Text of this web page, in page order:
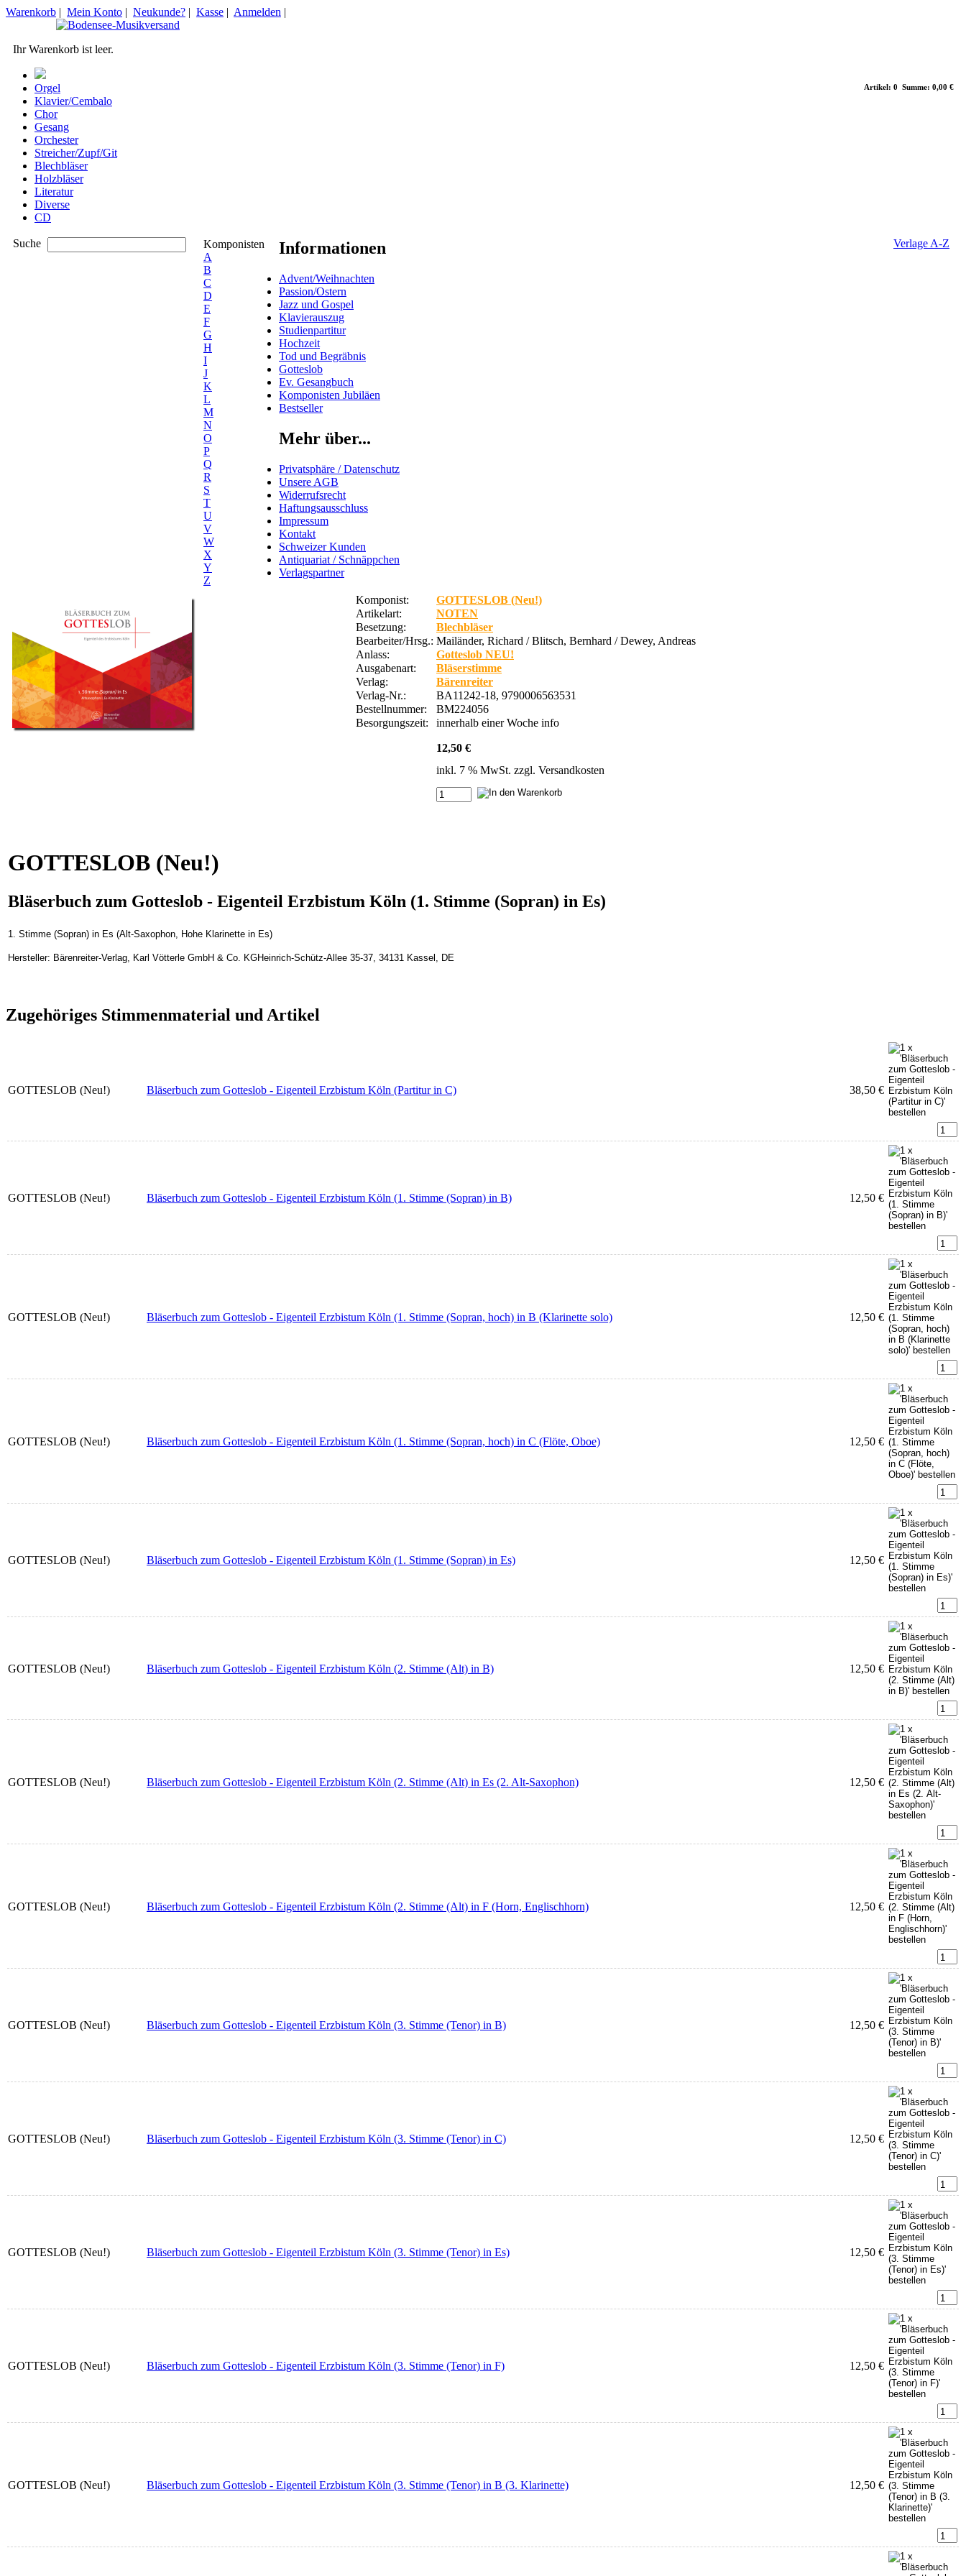
Artikel: 0 Summe: 0,00 €
Warenkorb | Mein Konto | Neukunde? | Kasse | Anmelden |
Ihr Warenkorb ist leer.
Orgel
Klavier/Cembalo
Chor
Gesang
Orchester
Streicher/Zupf/Git
Blechbläser
Holzbläser
Literatur
Diverse
CD
Suche
Komponisten
A
B
C
D
E
F
G
H
I
J
K
L
M
N
O
P
Q
R
S
T
U
V
W
X
Y
Z
Verlage A-Z
Informationen
Advent/Weihnachten
Passion/Ostern
Jazz und Gospel
Klavierauszug
Studienpartitur
Hochzeit
Tod und Begräbnis
Gotteslob
Ev. Gesangbuch
Komponisten Jubiläen
Bestseller
Mehr über...
Privatsphäre / Datenschutz
Unsere AGB
Widerrufsrecht
Haftungsausschluss
Impressum
Kontakt
Schweizer Kunden
Antiquariat / Schnäppchen
Verlagspartner
Komponist:
GOTTESLOB (Neu!)
Artikelart:
NOTEN
Besetzung:
Blechbläser
Bearbeiter/Hrsg.: Mailänder, Richard / Blitsch, Bernhard / Dewey, Andreas
Anlass:
Gotteslob NEU!
Ausgabenart:
Bläserstimme
Verlag:
Bärenreiter
Verlag-Nr.:
BA11242-18, 9790006563531
Bestellnummer:
BM224056
Besorgungszeit:
innerhalb einer Woche info
12,50 €
inkl. 7 % MwSt. zzgl. Versandkosten
GOTTESLOB (Neu!)
Bläserbuch zum Gotteslob - Eigenteil Erzbistum Köln (1. Stimme (Sopran) in Es)
1. Stimme (Sopran) in Es (Alt-Saxophon, Hohe Klarinette in Es)
Hersteller: Bärenreiter-Verlag, Karl Vötterle GmbH & Co. KGHeinrich-Schütz-Allee 35-37, 34131 Kassel, DE
Zugehöriges Stimmenmaterial und Artikel
GOTTESLOB (Neu!) Bläserbuch zum Gotteslob - Eigenteil Erzbistum Köln (Partitur in C) 38,50 €
GOTTESLOB (Neu!) Bläserbuch zum Gotteslob - Eigenteil Erzbistum Köln (1. Stimme (Sopran) in B) 12,50 €
GOTTESLOB (Neu!) Bläserbuch zum Gotteslob - Eigenteil Erzbistum Köln (1. Stimme (Sopran, hoch) in B (Klarinette solo) 12,50 €
GOTTESLOB (Neu!) Bläserbuch zum Gotteslob - Eigenteil Erzbistum Köln (1. Stimme (Sopran, hoch) in C (Flöte, Oboe) 12,50 €
GOTTESLOB (Neu!) Bläserbuch zum Gotteslob - Eigenteil Erzbistum Köln (1. Stimme (Sopran) in Es) 12,50 €
GOTTESLOB (Neu!) Bläserbuch zum Gotteslob - Eigenteil Erzbistum Köln (2. Stimme (Alt) in B) 12,50 €
GOTTESLOB (Neu!) Bläserbuch zum Gotteslob - Eigenteil Erzbistum Köln (2. Stimme (Alt) in Es (2. Alt-Saxophon) 12,50 €
GOTTESLOB (Neu!) Bläserbuch zum Gotteslob - Eigenteil Erzbistum Köln (2. Stimme (Alt) in F (Horn, Englischhorn) 12,50 €
GOTTESLOB (Neu!) Bläserbuch zum Gotteslob - Eigenteil Erzbistum Köln (3. Stimme (Tenor) in B) 12,50 €
GOTTESLOB (Neu!) Bläserbuch zum Gotteslob - Eigenteil Erzbistum Köln (3. Stimme (Tenor) in C) 12,50 €
GOTTESLOB (Neu!) Bläserbuch zum Gotteslob - Eigenteil Erzbistum Köln (3. Stimme (Tenor) in Es) 12,50 €
GOTTESLOB (Neu!) Bläserbuch zum Gotteslob - Eigenteil Erzbistum Köln (3. Stimme (Tenor) in F) 12,50 €
GOTTESLOB (Neu!) Bläserbuch zum Gotteslob - Eigenteil Erzbistum Köln (3. Stimme (Tenor) in B (3. Klarinette) 12,50 €